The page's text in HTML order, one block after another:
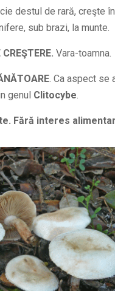
destul de rară, creşte
sub brazi, la munte.
Vara-toamna.
. Ca aspect se
genul Clitocybe.
Fără interes